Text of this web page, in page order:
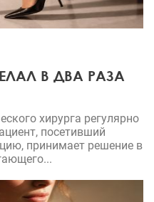
В ДВА РАЗА
хирурга регулярно
посетивший
принимает решение в